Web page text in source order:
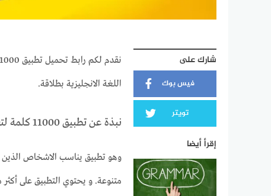
شارك على
فيس بوك
تويتر
إقرأ أيضا
اللغة الانجليزية بطلاقة.
نبذة عن تطبيق 11000 كلمة لتعلم الإنجليزية
وهو تطبيق يناسب الاشخاص الذين